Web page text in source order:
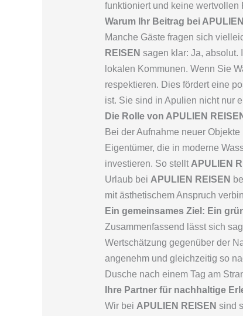
funktioniert und keine wertvollen
Warum Ihr Beitrag bei
Manche Gäste fragen sich
REISEN sagen klar: Ja, absolut.
lokalen Kommunen. Wenn Sie
respektieren. Dies fördert eine
ist. Sie sind in Apulien nicht nur
Die Rolle von APULIEN
Bei der Aufnahme neuer
Eigentümer, die in moderne
investieren. So stelltAPULIEN
Urlaub bei APULIEN REISEN
mit ästhetischem Anspruch
Ein gemeinsames Ziel: Ein
Zusammenfassend lässt sich
Wertschätzung gegenüber der
angenehm und gleichzeitig so
Dusche nach einem Tag am
Ihre Partner für nachhaltige
Wir bei APULIEN REISEN sind